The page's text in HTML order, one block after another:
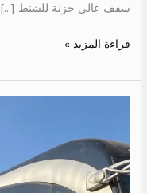
سقف عالى خزنة للشنط […]
قراءة المزيد »
سياحي
50
كرسي